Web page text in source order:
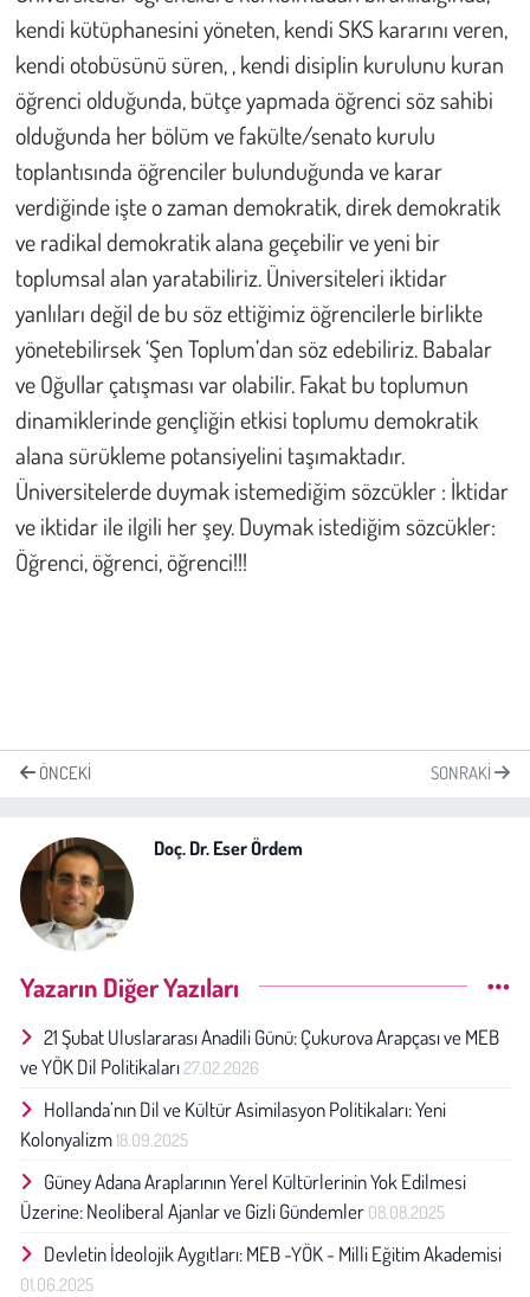
kendi kütüphanesini yöneten, kendi SKS kararını veren,
kendi otobüsünü süren, , kendi disiplin kurulunu kuran
öğrenci olduğunda, bütçe yapmada öğrenci söz sahibi
olduğunda her bölüm ve fakülte/senato kurulu
toplantısında öğrenciler bulunduğunda ve karar
verdiğinde işte o zaman demokratik, direk demokratik
ve radikal demokratik alana geçebilir ve yeni bir
toplumsal alan yaratabiliriz. Üniversiteleri iktidar
yanlıları değil de bu söz ettiğimiz öğrencilerle birlikte
yönetebilirsek ‘Şen Toplum’dan söz edebiliriz. Babalar
ve Oğullar çatışması var olabilir. Fakat bu toplumun
dinamiklerinde gençliğin etkisi toplumu demokratik
alana sürükleme potansiyelini taşımaktadır.
Üniversitelerde duymak istemediğim sözcükler : İktidar
ve iktidar ile ilgili her şey. Duymak istediğim sözcükler:
Öğrenci, öğrenci, öğrenci!!!
ÖNCEKI SONRAKI
Doç. Dr. Eser Ördem
Yazarın Diğer Yazıları
21 Şubat Uluslararası Anadili Günü: Çukurova Arapçası ve MEB
ve YÖK Dil Politikaları27.02.2026
Hollanda’nın Dil ve Kültür Asimilasyon Politikaları: Yeni
Kolonyalizm18.09.2025
Güney Adana Araplarının Yerel Kültürlerinin Yok Edilmesi
Üzerine: Neoliberal Ajanlar ve Gizli Gündemler 08.08.2025
Devletin İdeolojik Aygıtları: MEB -YÖK - Milli Eğitim Akademisi
01.06.2025